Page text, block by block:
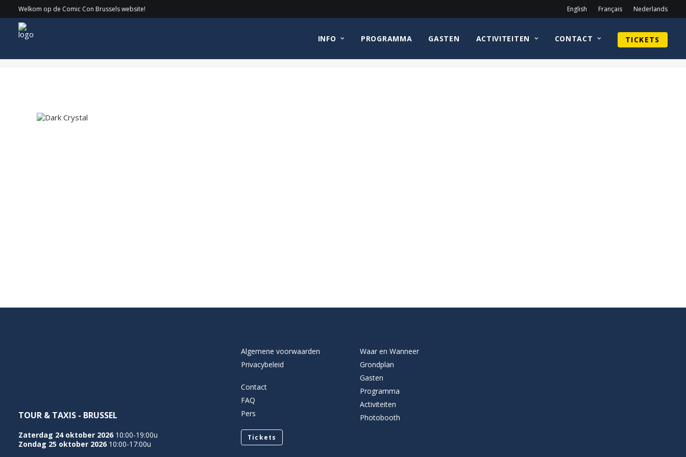
Welkom op de Comic Con Brussels website! English Français Nederlands
INFO PROGRAMMA GASTEN ACTIVITEITEN CONTACT TICKETS
Dark Crystal Home Sean Astin Dark Crystal
TOUR & TAXIS - BRUSSEL
Zaterdag 24 oktober 2026 10:00-19:00u
Zondag 25 oktober 2026 10:00-17:00u
Algemene voorwaarden
Privacybeleid
Contact
FAQ
Pers
Tickets
Waar en Wanneer
Grondplan
Gasten
Programma
Activiteiten
Photobooth